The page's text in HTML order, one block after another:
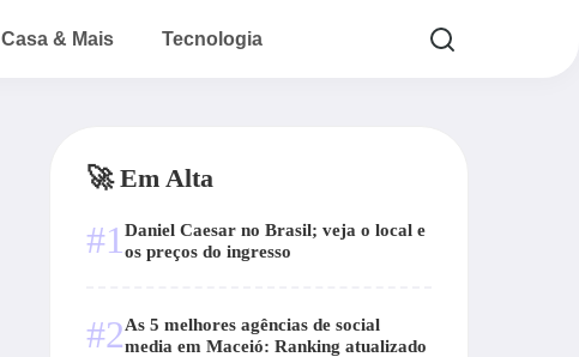
Casa & Mais Tecnologia
🚀 Em Alta
#1 Daniel Caesar no Brasil; veja o local e
os preços do ingresso
#2As 5 melhores agências de social
media em Maceió: Ranking atualizado